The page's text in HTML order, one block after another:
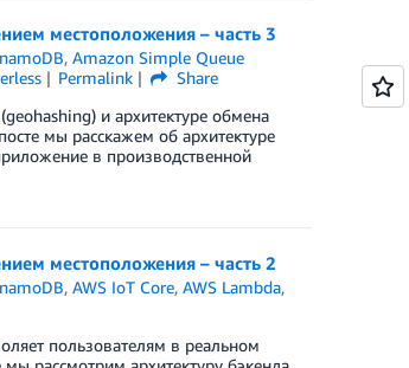
местоположения – часть 3
,Amazon Simple Queue
Permalink
Share
и архитектуре обмена
мы расскажем об архитектуре
в производственной
местоположения – часть 2
,AWS IoT Core,AWS Lambda,
пользователям в реальном